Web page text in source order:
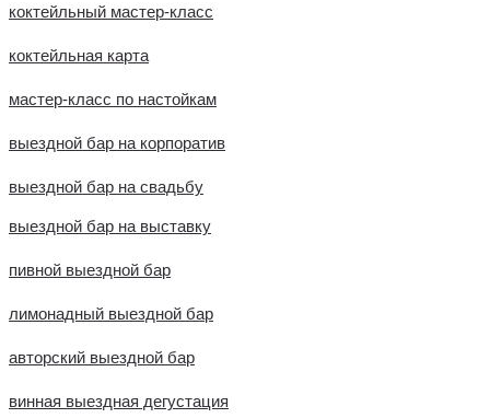
коктейльный мастер-класс
коктейльная карта
мастер-класс по настойкам
выездной бар на корпоратив
выездной бар на свадьбу
выездной бар на выставку
пивной выездной бар
лимонадный выездной бар
авторский выездной бар
винная выездная дегустация